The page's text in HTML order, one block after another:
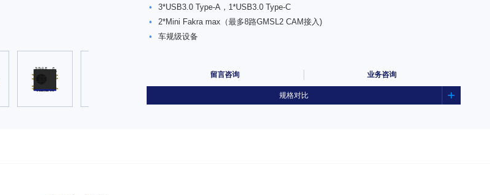
•
3*USB3.0 Type-A，1*USB3.0 Type-C
•
2*Mini Fakra max（最多8路GMSL2 CAM接入)
•
车规级设备
留言咨询 业务咨询
规格对比